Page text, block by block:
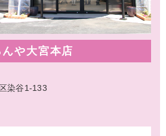
んや大宮本店
染谷1-133